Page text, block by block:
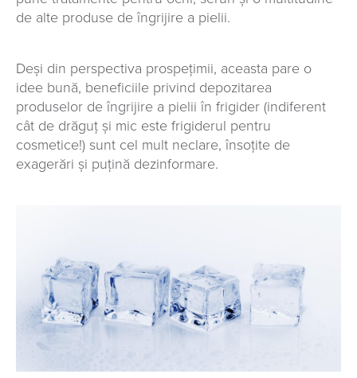
de alte produse de îngrijire a pielii.
Deși din perspectiva prospețimii, aceasta pare o
idee bună, beneficiile privind depozitarea
produselor de îngrijire a pielii în frigider (indiferent
cât de drăguț și mic este frigiderul pentru
cosmetice!) sunt cel mult neclare, însoțite de
exagerări și puțină dezinformare.